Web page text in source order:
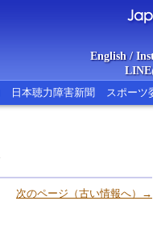
English/
日本聴力障害新聞 スポーツ
次のページ（古い情報へ）→